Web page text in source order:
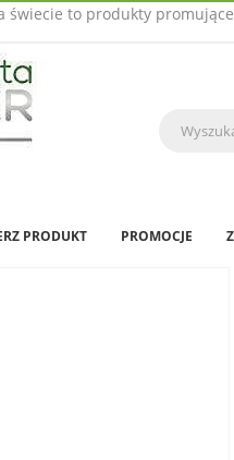
świecie to produkty
PRODUKT PROMOCJE